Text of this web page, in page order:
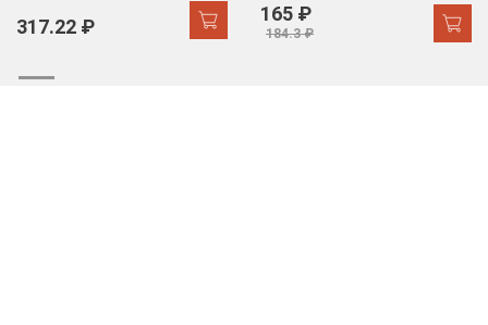
317.22 ₽
165 ₽
184.3 ₽